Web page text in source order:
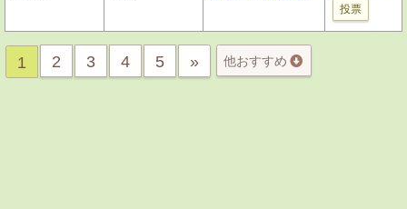
投票
1 2 3 4 5 » 他おすすめ